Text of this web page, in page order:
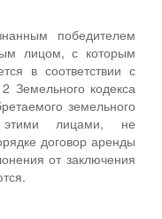
победителем
лицом, с которым
в соответствии с
Земельного кодекса
земельного
этими лицами, не
договор аренды
от заключения